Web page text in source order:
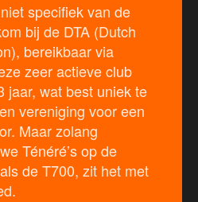
specifiek van de
bij de DTA (Dutch
bereikbaar via
zeer actieve club
jaar, wat best uniek te
vereniging voor een
Maar zolang
Ténéré’s op de
de T700, zit het met